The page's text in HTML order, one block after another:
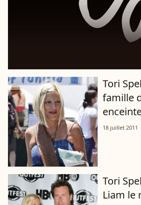
Tori
famille
18 juillet 2011
Tori
Liam le